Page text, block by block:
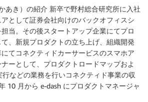
あき）の紹介 新卒で野村総合研究所に入社
として証券会社向けのバックオフィスシ
当。その後スタートアップ企業にてプロ
、新規プロダクトの立ち上げ、組織開発
てコネクティドカーサービスのスマホア
ーとして、プロダクトロードマップおよ
などの業務を行いコネクティド事業の収
10 月から e-dash にプロダクトマネージャ